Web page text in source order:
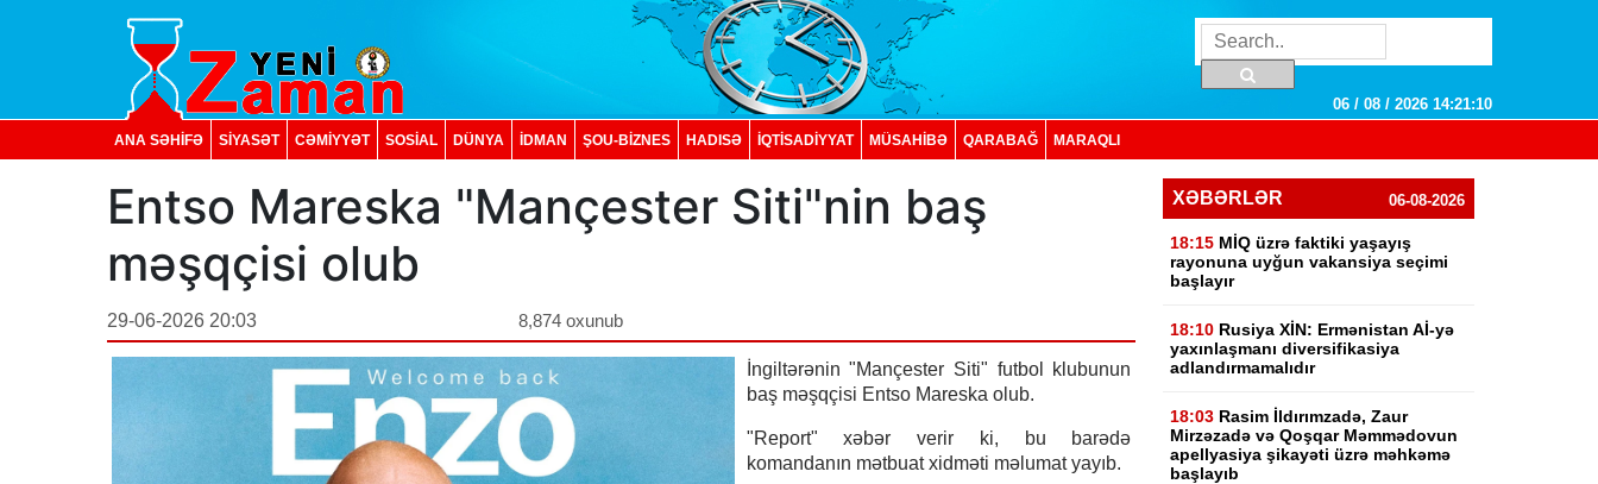
06 / 08 / 2026 14:21:11
ANA SƏHİFƏ SİYASƏT CƏMİYYƏT SOSIAL DÜNYA İDMAN ŞOU-BİZNES HADISƏ İQTISADIYYAT MÜSAHİBƏ QARABAĞ MARAQLI
Entso Mareska "Mançester Siti"nin baş
məşqçisi olub
29-06-2026 20:03 8,874 oxunub
İngiltərənin "Mançester Siti" futbol klubunun
baş məşqçisi Entso Mareska olub.
"Report" xəbər verir ki, bu barədə
komandanın mətbuat xidməti məlumat yayıb.
XƏBƏRLƏR 06-08-2026
18:15 MİQ üzrə faktiki yaşayış
rayonuna uyğun vakansiya seçimi
başlayır
18:10 Rusiya XİN: Ermənistan Aİ-yə
yaxınlaşmanı diversifikasiya
adlandırmamalıdır
18:03 Rasim İldırımzadə, Zaur
Mirzəzadə və Qoşqar Məmmədovun
apellyasiya şikayəti üzrə məhkəmə
başlayıb